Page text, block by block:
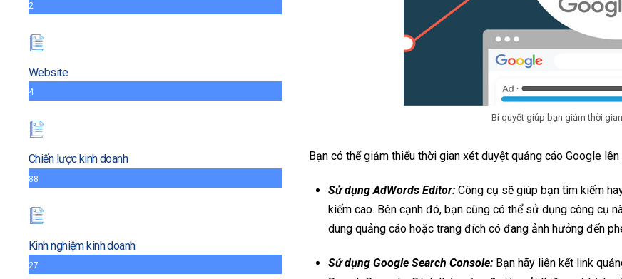
2
Website
4
Chiến lược kinh doanh
88
Kinh nghiệm kinh doanh
27
Bí quyết giúp bạn giảm thời
Bạn có thể giảm thiểu thời gian xét duyệt quảng cáo Google
Sử dụng AdWords Editor:Công cụ sẽ giúp bạn tìm kiếm
kiếm cao. Bên cạnh đó, bạn cũng có thể sử dụng công cụ
dung quảng cáo hoặc trang đích có đang ảnh hưởng đến
Sử dụng Google Search Console:Bạn hãy liên kết link